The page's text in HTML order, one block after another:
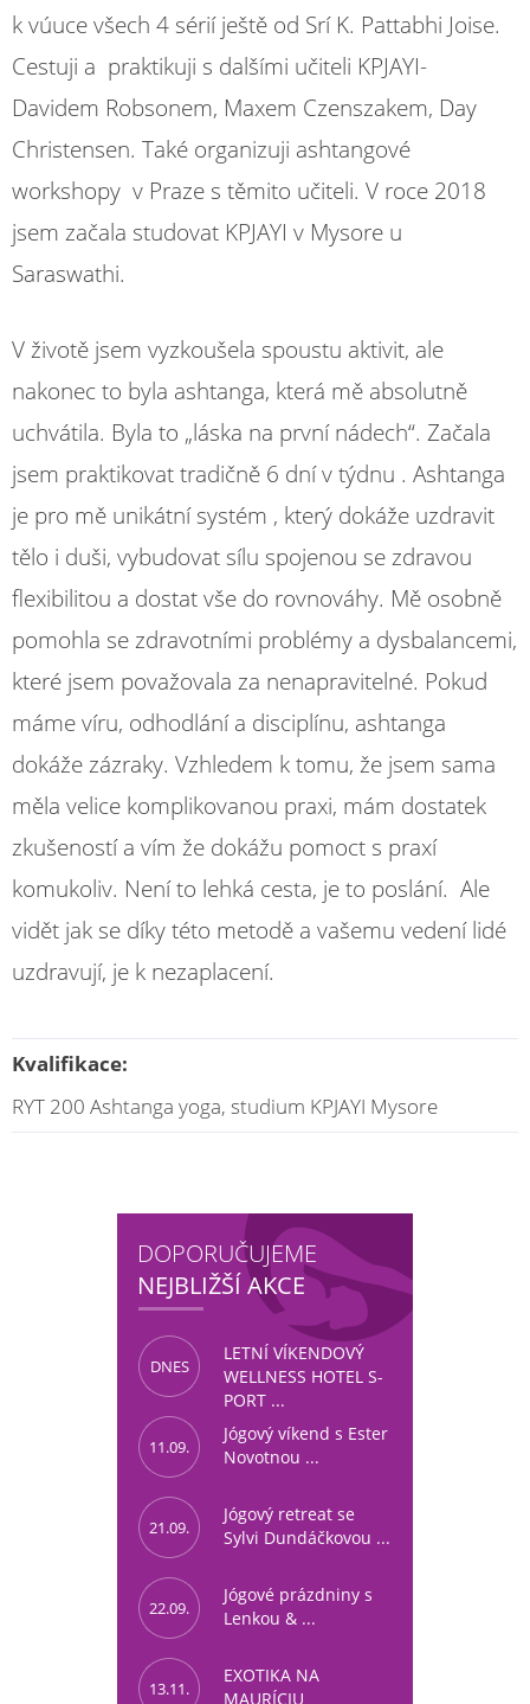
k vúuce všech 4 sérií ještě od Srí K. Pattabhi Joise.
Cestuji a praktikuji s dalšími učiteli KPJAYI-
Davidem Robsonem, Maxem Czenszakem, Day
Christensen. Také organizuji ashtangové
workshopy v Praze s těmito učiteli. V roce 2018
jsem začala studovat KPJAYI v Mysore u
Saraswathi.
V životě jsem vyzkoušela spoustu aktivit, ale
nakonec to byla ashtanga, která mě absolutně
uchvátila. Byla to „láska na první nádech“. Začala
jsem praktikovat tradičně 6 dní v týdnu . Ashtanga
je pro mě unikátní systém , který dokáže uzdravit
tělo i duši, vybudovat sílu spojenou se zdravou
flexibilitou a dostat vše do rovnováhy. Mě osobně
pomohla se zdravotními problémy a dysbalancemi,
které jsem považovala za nenapravitelné. Pokud
máme víru, odhodlání a disciplínu, ashtanga
dokáže zázraky. Vzhledem k tomu, že jsem sama
měla velice komplikovanou praxi, mám dostatek
zkušeností a vím že dokážu pomoct s praxí
komukoliv. Není to lehká cesta, je to poslání. Ale
vidět jak se díky této metodě a vašemu vedení lidé
uzdravují, je k nezaplacení.
Kvalifikace:
RYT 200 Ashtanga yoga, studium KPJAYI Mysore
DOPORUČUJEME
NEJBLIŽŠÍ AKCE
DNES
LETNÍ VÍKENDOVÝ
WELLNESS HOTEL S-
PORT ...
11.09.
Jógový víkend s Ester
Novotnou ...
21.09.
Jógový retreat se
Sylvi Dundáčkovou ...
22.09.
Jógové prázdniny s
Lenkou & ...
13.11.
EXOTIKA NA
MAURÍCIU